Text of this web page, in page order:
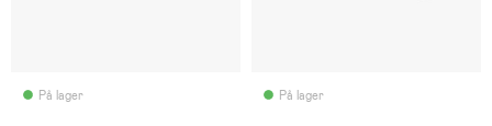
På lager På lager